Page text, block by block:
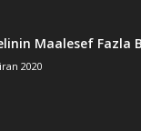
Maalesef Fazla
2020